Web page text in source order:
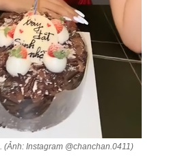
Instagram @chanchan.0411)